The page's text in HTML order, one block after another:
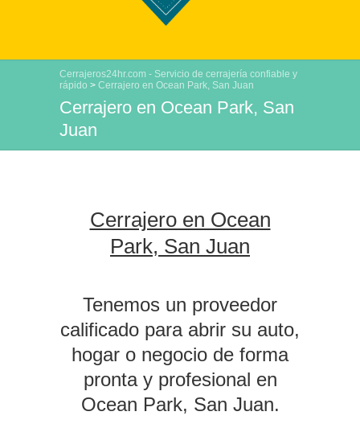
Cerrajeros24hr.com - Servicio de cerrajería confiable y
rápido > Cerrajero en Ocean Park, San Juan
Cerrajero en Ocean Park, San
Juan
Cerrajero en Ocean
Park, San Juan
Tenemos un proveedor
calificado para abrir su auto,
hogar o negocio de forma
pronta y profesional en
Ocean Park, San Juan.